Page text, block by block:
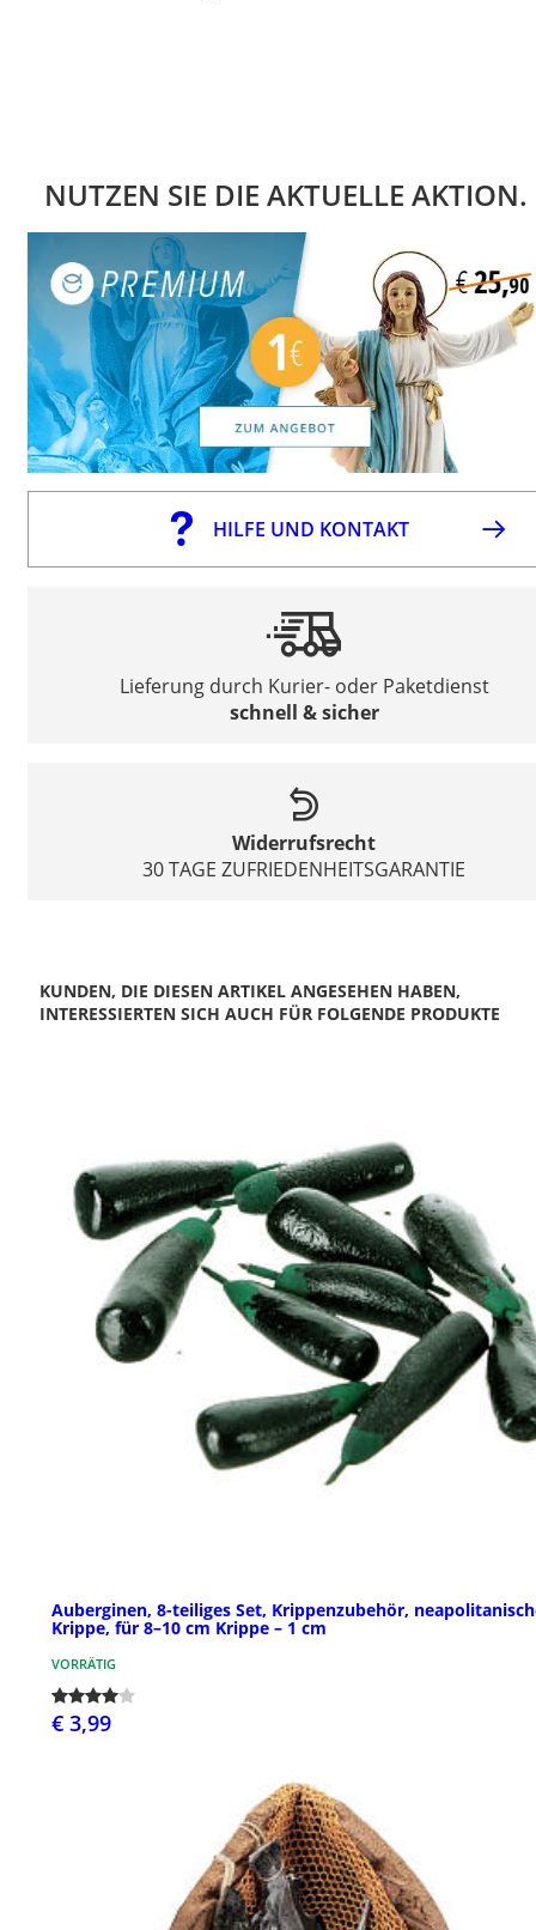
NUTZEN SIE DIE AKTUELLE AKTION.
HILFE UND KONTAKT
Lieferung durch Kurier- oder Paketdienst
schnell & sicher
Widerrufsrecht
30 TAGE ZUFRIEDENHEITSGARANTIE
KUNDEN, DIE DIESEN ARTIKEL ANGESEHEN HABEN,
INTERESSIERTEN SICH AUCH FÜR FOLGENDE PRODUKTE
Auberginen, 8-teiliges Set, Krippenzubehör,
Krippe, für 8–10 cm Krippe – 1 cm
VORRÄTIG
€ 3,99